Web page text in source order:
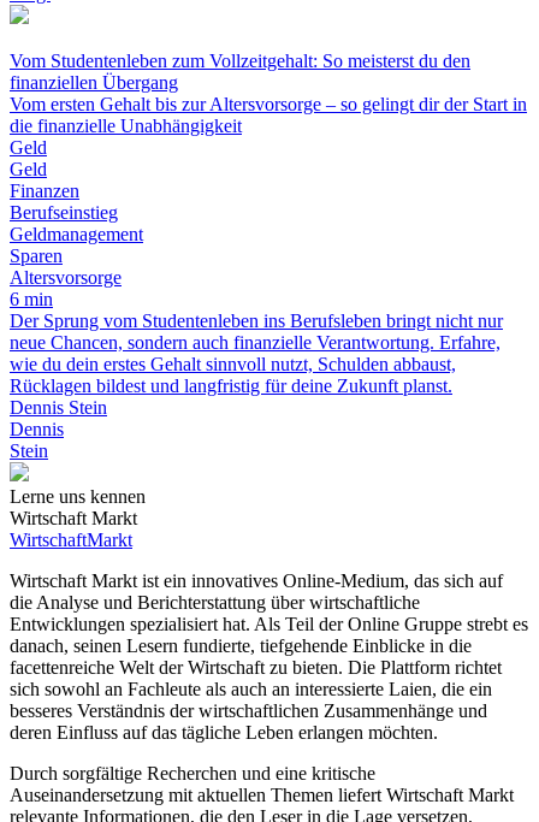
Vom Studentenleben zum Vollzeitgehalt: So meisterst du den
finanziellen Übergang
Vom ersten Gehalt bis zur Altersvorsorge – so gelingt dir der Start in
die finanzielle Unabhängigkeit
Geld
Geld
Finanzen
Berufseinstieg
Geldmanagement
Sparen
Altersvorsorge
6 min
Der Sprung vom Studentenleben ins Berufsleben bringt nicht nur
neue Chancen, sondern auch finanzielle Verantwortung. Erfahre,
wie du dein erstes Gehalt sinnvoll nutzt, Schulden abbaust,
Rücklagen bildest und langfristig für deine Zukunft planst.
Dennis Stein
Dennis
Stein
Lerne uns kennen
Wirtschaft Markt
WirtschaftMarkt
Wirtschaft Markt ist ein innovatives Online-Medium, das sich auf
die Analyse und Berichterstattung über wirtschaftliche
Entwicklungen spezialisiert hat. Als Teil der Online Gruppe strebt es
danach, seinen Lesern fundierte, tiefgehende Einblicke in die
facettenreiche Welt der Wirtschaft zu bieten. Die Plattform richtet
sich sowohl an Fachleute als auch an interessierte Laien, die ein
besseres Verständnis der wirtschaftlichen Zusammenhänge und
deren Einfluss auf das tägliche Leben erlangen möchten.
Durch sorgfältige Recherchen und eine kritische
Auseinandersetzung mit aktuellen Themen liefert Wirtschaft Markt
relevante Informationen, die den Leser in die Lage versetzen,